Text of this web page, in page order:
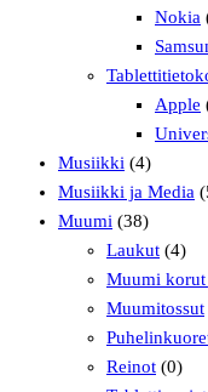
Nokia
Apple
Musiikki (4)
Musiikki ja Media
Muumi (38)
Laukut (4)
Muumi
Muumitossut
Reinot (0)